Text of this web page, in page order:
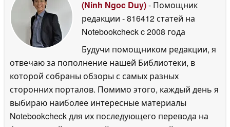
(Ninh Ngoc Duy)- Помощник
редакции - 816412 статей на
Notebookcheckc 2008 года
Будучи помощником редакции, я
отвечаю за пополнение нашей Библиотеки, в
которой собраны обзоры с самых разных
сторонних порталов. Помимо этого, каждый день я
выбираю наиболее интересные материалы
Notebookcheck для их последующего перевода на